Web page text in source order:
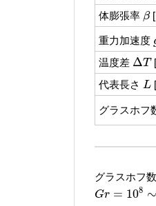
体膨張率 β
β
重力加速度
温度差 ΔT
Δ T
代表長さ L
L
グラスホフ
グラスホフ
Gr = 108 ∼
G = 108∼ 10